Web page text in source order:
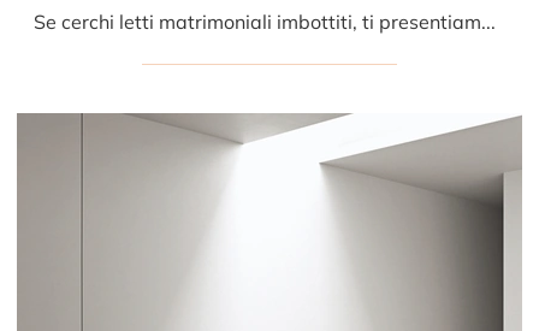
Se cerchi letti matrimoniali imbottiti, ti presentiamo il modello Pearl in tessuto per impreziosire la camera da letto.